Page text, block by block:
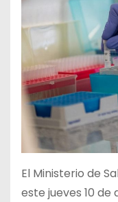
El Ministerio de
este jueves 10